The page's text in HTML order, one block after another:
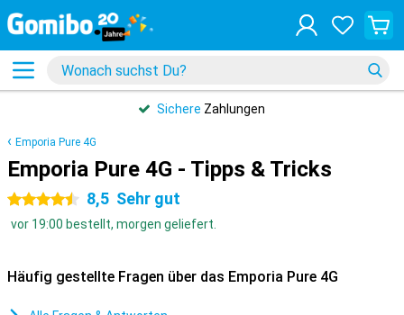
Sichere Zahlungen
Emporia Pure 4G
Emporia Pure 4G - Tipps & Tricks
4.5 Sterne 8,5 Sehr gut
vor 19:00 bestellt, morgen geliefert.
Häufig gestellte Fragen über das Emporia Pure 4G